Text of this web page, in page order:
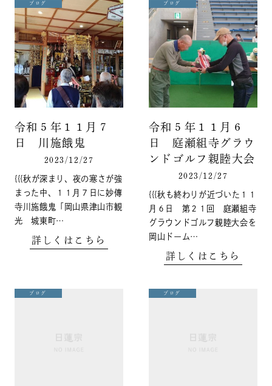
ブログ
令和５年１１月７
日 川施餓鬼
2023/12/27
{{{秋が深まり、夜の寒さが強
まった中、１１月７日に妙傳
寺川施餓鬼「岡山県津山市観
光 城東町…
詳しくはこちら
ブログ
令和５年１１月６
日 庭瀬組寺グラウ
ンドゴルフ親睦大会
2023/12/27
{{{秋も終わりが近づいた１１
月６日 第２１回 庭瀬組寺
グラウンドゴルフ親睦大会を
岡山ドーム…
詳しくはこちら
ブログ ブログ